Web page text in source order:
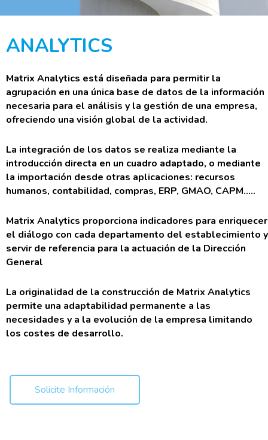
ANALYTICS
Matrix Analytics está diseñada para permitir la
agrupación en una única base de datos de la información
necesaria para el análisis y la gestión de una empresa,
ofreciendo una visión global de la actividad.
La integración de los datos se realiza mediante la
introducción directa en un cuadro adaptado, o mediante
la importación desde otras aplicaciones: recursos
humanos, contabilidad, compras, ERP, GMAO, CAPM.....
Matrix Analytics proporciona indicadores para enriquecer
el diálogo con cada departamento del establecimiento y
servir de referencia para la actuación de la Dirección
General
La originalidad de la construcción de Matrix Analytics
permite una adaptabilidad permanente a las
necesidades y a la evolución de la empresa limitando
los costes de desarrollo.
Solicite Información